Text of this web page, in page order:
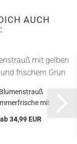
AUCH
Blumenstrauß
mit
ab 34,99 EUR